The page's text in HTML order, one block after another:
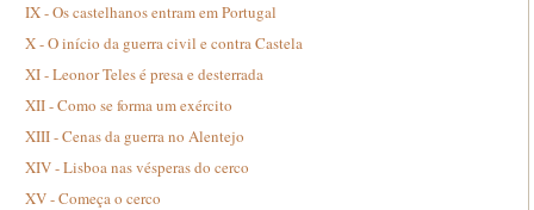
IX - Os castelhanos entram em Portugal
X - O início da guerra civil e contra Castela
XI - Leonor Teles é presa e desterrada
XII - Como se forma um exército
XIII - Cenas da guerra no Alentejo
XIV - Lisboa nas vésperas do cerco
XV - Começa o cerco